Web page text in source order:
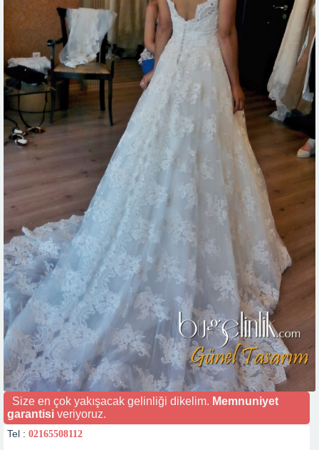
Size en çok yakışacak gelinliği dikelim. Memnuniyet
garantisi veriyoruz.
Tel : 02165508112